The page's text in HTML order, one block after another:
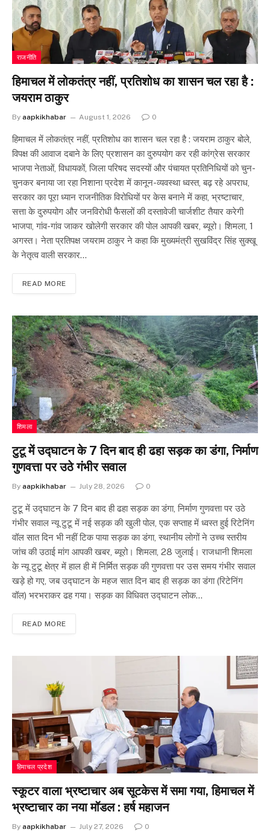
राजनीति
हिमाचल में लोकतंत्र नहीं, प्रतिशोध का शासन चल रहा है :
जयराम ठाकुर
By aapkikhabar August 1, 2026 0
हिमाचल में लोकतंत्र नहीं, प्रतिशोध का शासन चल रहा है : जयराम ठाकुर बोले,
विपक्ष की आवाज दबाने के लिए प्रशासन का दुरुपयोग कर रही कांग्रेस सरकार
भाजपा नेताओं, विधायकों, जिला परिषद सदस्यों और पंचायत प्रतिनिधियों को चुन-
चुनकर बनाया जा रहा निशाना प्रदेश में कानून-व्यवस्था ध्वस्त, बढ़ रहे अपराध,
सरकार का पूरा ध्यान राजनीतिक विरोधियों पर केस बनाने में कहा, भ्रष्टाचार,
सत्ता के दुरुपयोग और जनविरोधी फैसलों की दस्तावेजी चार्जशीट तैयार करेगी
भाजपा, गांव-गांव जाकर खोलेगी सरकार की पोल आपकी खबर, ब्यूरो। शिमला, 1
अगस्त। नेता प्रतिपक्ष जयराम ठाकुर ने कहा कि मुख्यमंत्री सुखविंद्र सिंह सुक्खू
के नेतृत्व वाली सरकार…
READ MORE
शिमला
टुटू में उद्घाटन के 7 दिन बाद ही ढहा सड़क का डंगा, निर्माण
गुणवत्ता पर उठे गंभीर सवाल
By aapkikhabar July 28, 2026 0
टुटू में उद्घाटन के 7 दिन बाद ही ढहा सड़क का डंगा, निर्माण गुणवत्ता पर उठे
गंभीर सवाल न्यू टुटू में नई सड़क की खुली पोल, एक सप्ताह में ध्वस्त हुई रिटेनिंग
वॉल सात दिन भी नहीं टिक पाया सड़क का डंगा, स्थानीय लोगों ने उच्च स्तरीय
जांच की उठाई मांग आपकी खबर, ब्यूरो। शिमला, 28 जुलाई। राजधानी शिमला
के न्यू टुटू क्षेत्र में हाल ही में निर्मित सड़क की गुणवत्ता पर उस समय गंभीर सवाल
खड़े हो गए, जब उद्घाटन के महज सात दिन बाद ही सड़क का डंगा (रिटेनिंग
वॉल) भरभराकर ढह गया। सड़क का विधिवत उद्घाटन लोक…
READ MORE
हिमाचल प्रदेश
स्कूटर वाला भ्रष्टाचार अब सूटकेस में समा गया, हिमाचल में
भ्रष्टाचार का नया मॉडल : हर्ष महाजन
By aapkikhabar July 27, 2026 0